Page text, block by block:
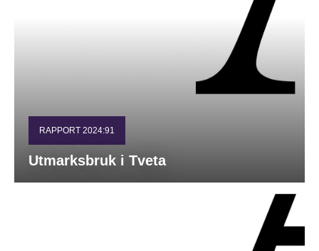
RAPPORT 2024:91
Utmarksbruk i Tveta